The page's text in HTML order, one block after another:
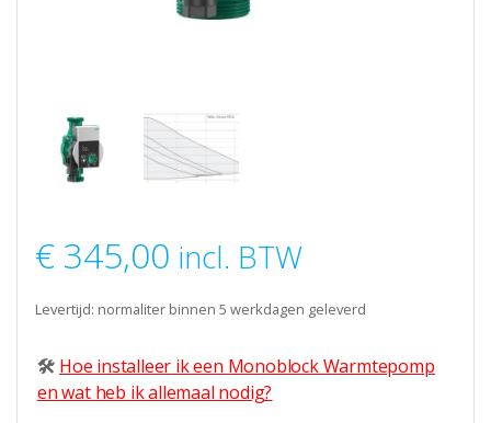
€ 345,00 incl. BTW
Levertijd: normaliter binnen 5 werkdagen geleverd
🛠 Hoe installeer ik een Monoblock Warmtepomp
en wat heb ik allemaal nodig?